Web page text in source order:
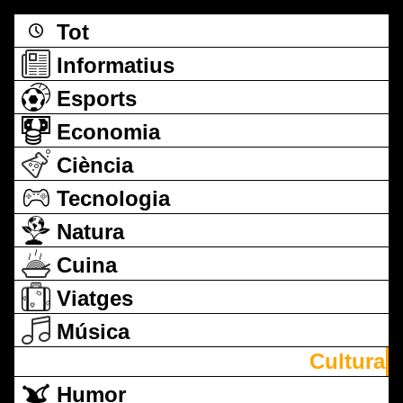
Tot
Informatius
Esports
Economia
Ciència
Tecnologia
Natura
Cuina
Viatges
Música
Cultura
Humor